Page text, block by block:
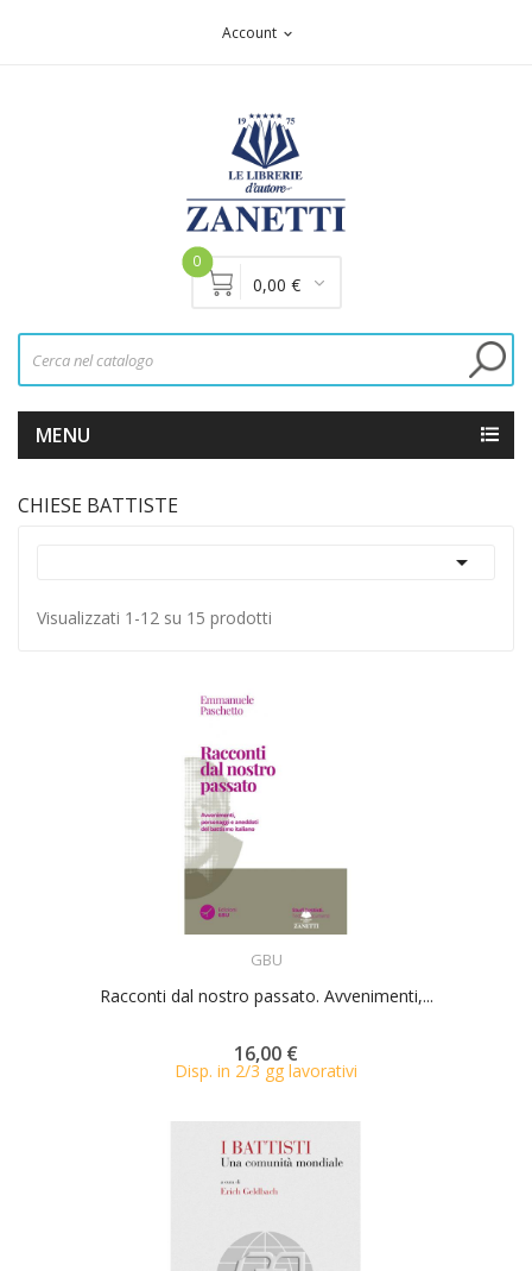
Account expand_more
0
0,00 €
MENU
CHIESE BATTISTE

Visualizzati 1-12 su 15 prodotti
GBU
Racconti dal nostro passato. Avvenimenti,...
16,00 €
Disp. in 2/3 gg lavorativi